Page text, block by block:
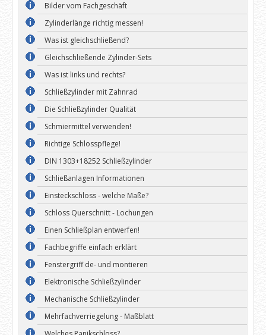
Bilder vom Fachgeschäft
Zylinderlänge richtig messen!
Was ist gleichschließend?
Gleichschließende Zylinder-Sets
Was ist links und rechts?
Schließzylinder mit Zahnrad
Die Schließzylinder Qualität
Schmiermittel verwenden!
Richtige Schlosspflege!
DIN 1303+18252 Schließzylinder
Schließanlagen Informationen
Einsteckschloss - welche Maße?
Schloss Querschnitt - Lochungen
Einen Schließplan entwerfen!
Fachbegriffe einfach erklärt
Fenstergriff de- und montieren
Elektronische Schließzylinder
Mechanische Schließzylinder
Mehrfachverriegelung - Maßblatt